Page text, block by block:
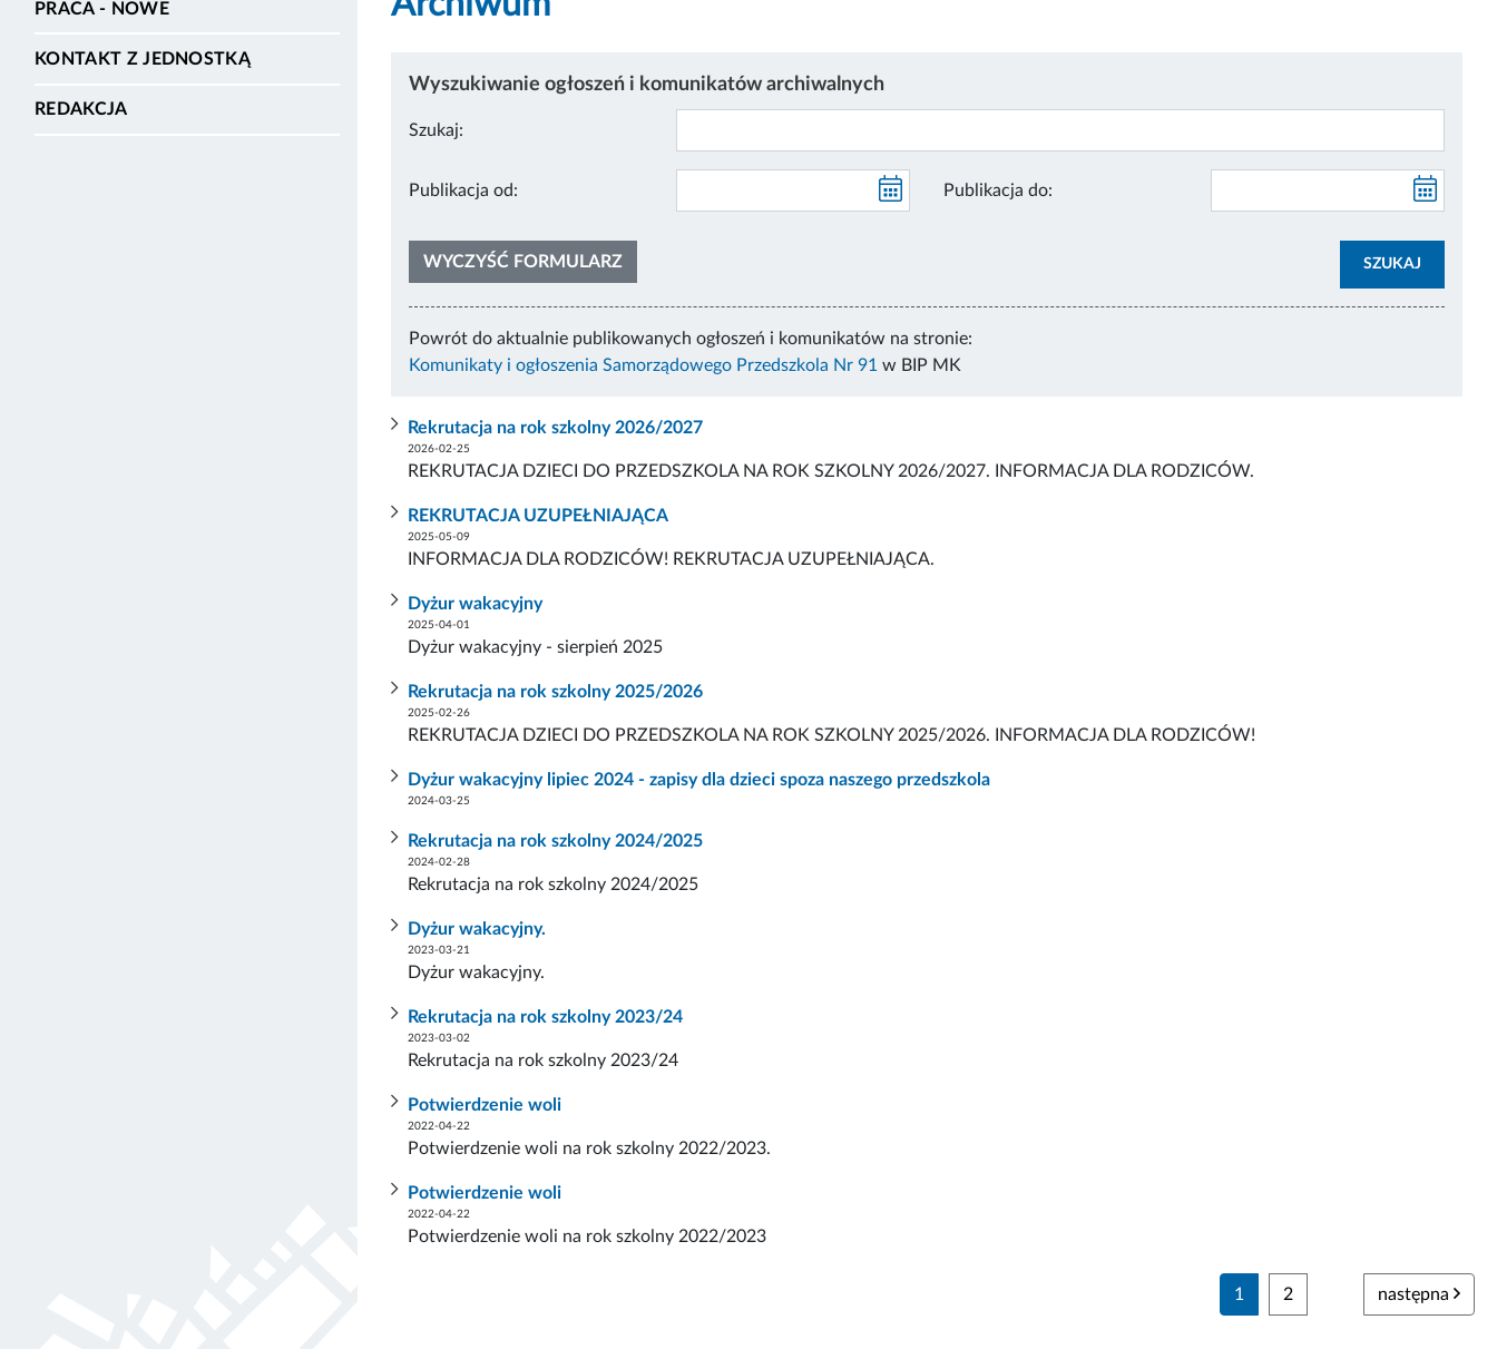
PRACA - NOWE
KONTAKT Z JEDNOSTKĄ
REDAKCJA
Wyszukiwanie ogłoszeń i komunikatów archiwalnych
Szukaj:
Publikacja od: Publikacja do:
WYCZYŚĆ FORMULARZ SZUKAJ
Powrót do aktualnie publikowanych ogłoszeń i komunikatów na stronie:
Komunikaty i ogłoszenia Samorządowego Przedszkola Nr 91 w BIP MK
Rekrutacja na rok szkolny 2026/2027
2026-02-25
REKRUTACJA DZIECI DO PRZEDSZKOLA NA ROK SZKOLNY 2026/2027. INFORMACJA DLA RODZICÓW.
REKRUTACJA UZUPEŁNIAJĄCA
2025-05-09
INFORMACJA DLA RODZICÓW! REKRUTACJA UZUPEŁNIAJĄCA.
Dyżur wakacyjny
2025-04-01
Dyżur wakacyjny - sierpień 2025
Rekrutacja na rok szkolny 2025/2026
2025-02-26
REKRUTACJA DZIECI DO PRZEDSZKOLA NA ROK SZKOLNY 2025/2026. INFORMACJA DLA RODZICÓW!
Dyżur wakacyjny lipiec 2024 - zapisy dla dzieci spoza naszego przedszkola
2024-03-25
Rekrutacja na rok szkolny 2024/2025
2024-02-28
Rekrutacja na rok szkolny 2024/2025
Dyżur wakacyjny.
2023-03-21
Dyżur wakacyjny.
Rekrutacja na rok szkolny 2023/24
2023-03-02
Rekrutacja na rok szkolny 2023/24
Potwierdzenie woli
2022-04-22
Potwierdzenie woli na rok szkolny 2022/2023.
Potwierdzenie woli
2022-04-22
Potwierdzenie woli na rok szkolny 2022/2023
1 2 następna